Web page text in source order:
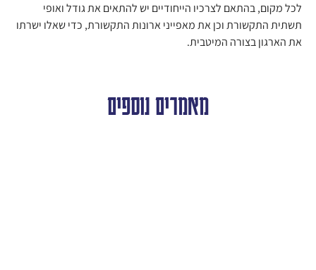
לכל מקום, בהתאם לצרכיו הייחודיים יש להתאים את גודל ואופי
תשתית התקשורת וכן את מאפייני ארונות התקשורת, כדי שאלו ישרתו
את הארגון בצורה המיטבית.
מאמרים נוספים